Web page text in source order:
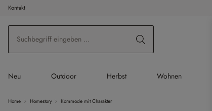
Hauptinhalt springen
Zur Suche springen
Zur Hauptnavigation springen
Kontakt
Neu Outdoor Herbst Wohnen
Home Homestory Kommode mit Charakter